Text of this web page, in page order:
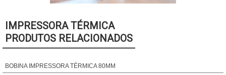
IMPRESSORA TÉRMICA
PRODUTOS RELACIONADOS
BOBINA IMPRESSORA TÉRMICA 80MM